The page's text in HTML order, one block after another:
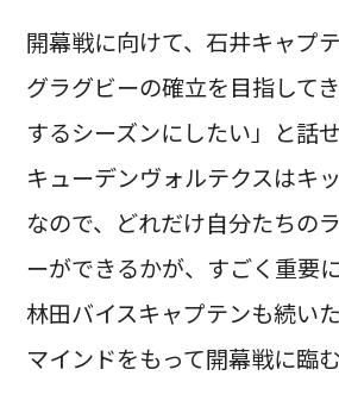
開幕戦に向けて、石井キャプ
グラグビーの確立を目指して
するシーズンにしたい」と話
キューデンヴォルテクスはキ
なので、どれだけ自分たちの
ーができるかが、すごく重要
林田バイスキャプテンも続い
マインドをもって開幕戦に臨む